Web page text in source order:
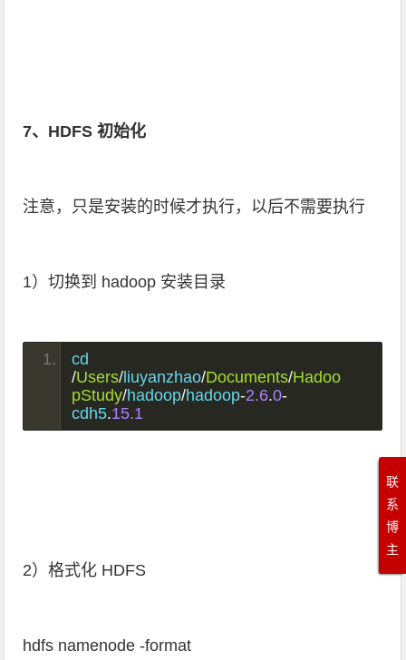
7、HDFS 初始化
注意，只是安装的时候才执行，以后不需要执行
1）切换到 hadoop 安装目录
/Users/ liuyanzhao/Documents/Hadoo
pStudy/hadoop/hadoop-2.6.0-
cdh5.15.1
2）格式化 HDFS
hdfs namenode -format
联
系
博
主